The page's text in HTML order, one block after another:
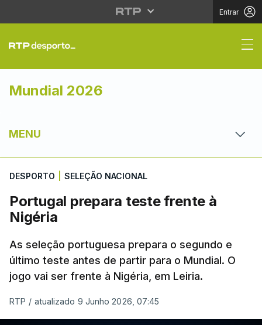
Entrar
Portugal prepara
Mundial 2026
MENU
DESPORTO SELEÇÃO NACIONAL
Portugal prepara teste frente à
Nigéria
As seleção portuguesa prepara o segundo e
último teste antes de partir para o Mundial. O
jogo vai ser frente à Nigéria, em Leiria.
RTP / atualizado 9 Junho 2026, 07:45